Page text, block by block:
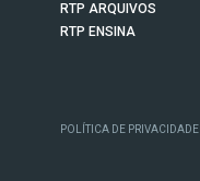
RTP ARQUIVOS
RTP ENSINA
POLÍTICA DE PRIVACIDADE